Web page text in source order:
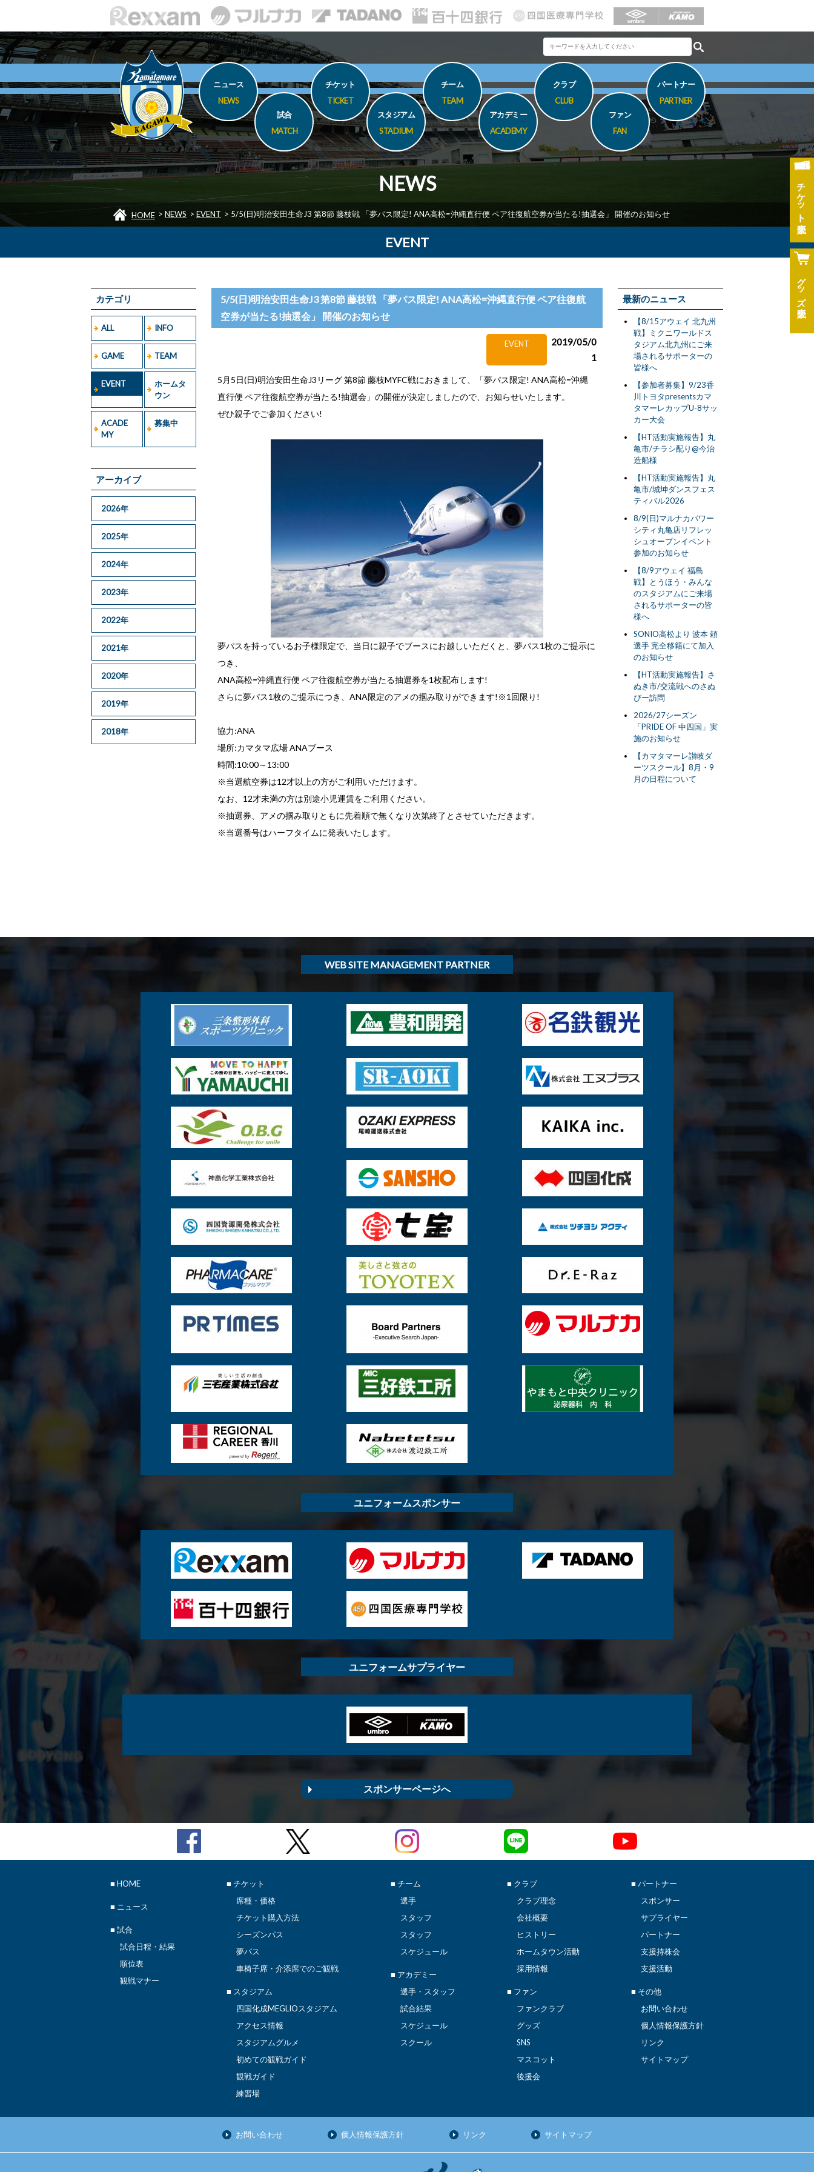
チケット
グッズ
ニュース
NEWS
試合
MATCH
チケット
TICKET
スタジアム
STADIUM
チーム
TEAM
アカデミー
ACADEMY
クラブ
CLUB
ファン
FAN
パートナー
PARTNER
NEWS
HOME > NEWS > EVENT > 5/5(日)明治安田生命J3 第8節 藤枝戦 「夢パス限定! ANA高松=沖縄直行便 ペア往復航空券が当たる!抽選会」 開催のお知らせ
EVENT
カテゴリ
ALL INFO
GAME TEAM
EVENT
ホームタ
ウン
ACADE
MY
募集中
アーカイブ
2026年
2025年
2024年
2023年
2022年
2021年
2020年
2019年
2018年
5/5(日)明治安田生命J3 第8節 藤枝戦 「夢パス限定! ANA高松=沖縄直行便 ペア往復航
空券が当たる!抽選会」 開催のお知らせ
EVENT
2019/05/0
1
5月5日(日)明治安田生命J3リーグ 第8節 藤枝MYFC戦におきまして、「夢パス限定! ANA高松=沖縄
直行便 ペア往復航空券が当たる!抽選会」の開催が決定しましたので、お知らせいたします。
ぜひ親子でご参加ください!
夢パスを持っているお子様限定で、当日に親子でブースにお越しいただくと、夢パス1枚のご提示に
つき、
ANA高松=沖縄直行便 ペア往復航空券が当たる抽選券を1枚配布します!
さらに夢パス1枚のご提示につき、ANA限定のアメの掴み取りができます!※1回限り!
協力:ANA
場所:カマタマ広場 ANAブース
時間:10:00～13:00
※当選航空券は12才以上の方がご利用いただけます。
なお、12才未満の方は別途小児運賃をご利用ください。
※抽選券、アメの掴み取りともに先着順で無くなり次第終了とさせていただきます。
※当選番号はハーフタイムに発表いたします。
最新のニュース
【8/15アウェイ 北九州
戦】ミクニワールドス
タジアム北九州にご来
場されるサポーターの
皆様へ
【参加者募集】9/23香
川トヨタpresentsカマ
タマーレカップU-8サッ
カー大会
【HT活動実施報告】丸
亀市/チラシ配り@今治
造船様
【HT活動実施報告】丸
亀市/城坤ダンスフェス
ティバル2026
8/9(日)マルナカパワー
シティ丸亀店リフレッ
シュオープンイベント
参加のお知らせ
【8/9アウェイ 福島
戦】とうほう・みんな
のスタジアムにご来場
されるサポーターの皆
様へ
SONIO高松より 波本 頼
選手 完全移籍にて加入
のお知らせ
【HT活動実施報告】さ
ぬき市/交流戦へのさぬ
ぴー訪問
2026/27シーズン
「PRIDE OF 中四国」実
施のお知らせ
【カマタマーレ讃岐ダ
ーツスクール】8月・9
月の日程について
WEB SITE MANAGEMENT PARTNER
ユニフォームスポンサー
ユニフォームサプライヤー
スポンサーページへ
■ HOME
■ ニュース
■ 試合
試合日程・結果
順位表
観戦マナー
■ チケット
席種・価格
チケット購入方法
シーズンパス
夢パス
車椅子席・介添席でのご観戦
■ スタジアム
四国化成MEGLIOスタジアム
アクセス情報
スタジアムグルメ
初めての観戦ガイド
観戦ガイド
練習場
■ チーム
選手
スタッフ
スタッフ
スケジュール
■ アカデミー
選手・スタッフ
試合結果
スケジュール
スクール
■ クラブ
クラブ理念
会社概要
ヒストリー
ホームタウン活動
採用情報
■ ファン
ファンクラブ
グッズ
SNS
マスコット
後援会
■ パートナー
スポンサー
サプライヤー
パートナー
支援持株会
支援活動
■ その他
お問い合わせ
個人情報保護方針
リンク
サイトマップ
お問い合わせ 個人情報保護方針 リンク サイトマップ